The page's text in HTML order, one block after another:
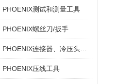
PHOENIX测试和测量工具
PHOENIX螺丝刀/扳手
PHOENIX压线工具